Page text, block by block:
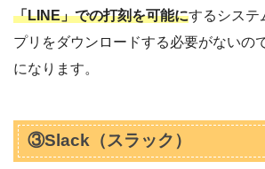
「LINE」での打刻を可能にするシステ
プリをダウンロードする必要がないの
になります。
③Slack（スラック）